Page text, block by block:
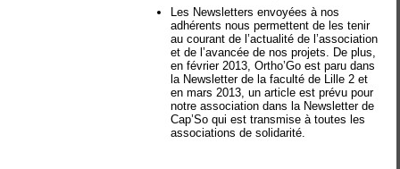
Les Newsletters envoyées à nos
adhérents nous permettent de les tenir
au courant de l’actualité de l’association
et de l’avancée de nos projets. De plus,
en février 2013, Ortho’Go est paru dans
la Newsletter de la faculté de Lille 2 et
en mars 2013, un article est prévu pour
notre association dans la Newsletter de
Cap’So qui est transmise à toutes les
associations de solidarité.